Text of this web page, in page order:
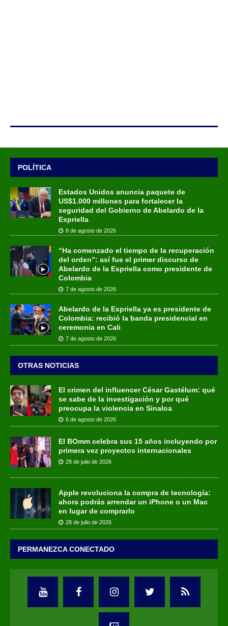
POLÍTICA
Estados Unidos anuncia paquete de
US$1.000 millones para fortalecer la
seguridad del Gobierno de Abelardo de la
Espriella
8 de agosto de 2026
“Ha comenzado el tiempo de la recuperación
del orden”: así fue el primer discurso de
Abelardo de la Espriella como presidente de
Colombia
7 de agosto de 2026
Abelardo de la Espriella ya es presidente de
Colombia: recibió la banda presidencial en
ceremonia en Cali
7 de agosto de 2026
OTRAS NOTICIAS
El crimen del influencer César Gastélum: qué
se sabe de la investigación y por qué
preocupa la violencia en Sinaloa
6 de agosto de 2026
El BOmm celebra sus 15 años incluyendo por
primera vez proyectos internacionales
28 de julio de 2026
Apple revoluciona la compra de tecnología:
ahora podrás arrendar un iPhone o un Mac
en lugar de comprarlo
28 de julio de 2026
PERMANEZCA CONECTADO